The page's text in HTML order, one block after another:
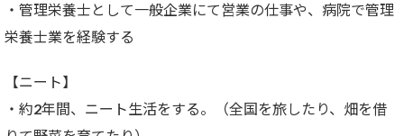
・管理栄養士として一般企業にて営業の仕事や、病院で管理
栄養士業を経験する
【ニート】
・約2年間、ニート生活をする。（全国を旅したり、畑を借